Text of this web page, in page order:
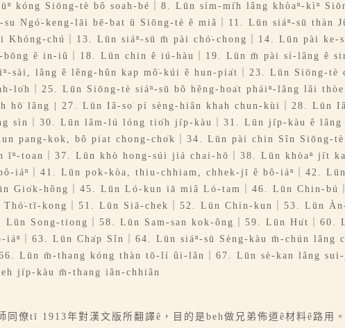
kóng Siōng-tè bô soah-bé｜8. Lūn sím-mi̍h lâng khòaⁿ-kìⁿ
Ngó͘-keng-lāi bē-bat ū Siōng-tè ê miâ｜11. Lūn siáⁿ-sū thàn
Khóng-chú｜13. Lūn siáⁿ-sū m̄ pài chó͘-chong｜14. Lūn pài
bōng ê in-iû｜18. Lūn chin ê iú-hàu｜19. Lūn m̄ pài sí-lâng ê
sài, lâng ê lêng-hûn kap mô͘-kúi ê hun-pia̍t｜23. Lūn Siōng-tè
lo̍h｜25. Lūn Siōng-tè siáⁿ-sū bô hêng-hoa̍t pháiⁿ-lâng lâi
hō͘ lâng | 27. Lūn Iâ-so͘ pí sèng-hiân khah chun-kùi｜28. Lūn
sìn｜30. Lūn lâm-lú lóng tio̍h ji̍p-kàu｜31. Lūn ji̍p-kàu ê
pang-kok, bô piat chong-cho̍k｜34. Lūn pài chin Sîn Siōng-
toan｜37. Lūn khò hong-súi jiá chai-hō｜38. Lūn khòaⁿ ji̍t
iáⁿ｜41. Lūn pok-kòa, thiu-chhiam, chhek-jī ê bô-iáⁿ｜42.
Gio̍k-hông｜45. Lūn Ló-kun iā miâ Ló-tam｜46. Lūn Chin-bú
Thó͘-tī-kong｜51. Lūn Siā-chek｜52. Lūn Chin-kun｜53. Lūn
Song-tiong｜58. Lūn Sam-san kok-ông｜59. Lūn Hu̍t｜60.
｜63. Lūn Cha̍p Sîn｜64. Lūn siáⁿ-sū Sèng-kàu m̄-chún lâng
Lūn m̄-thang kóng thàn tō-lí ûi-lân｜67. Lūn sè-kan lâng
ji̍p-kàu m̄-thang iân-chhiân
同僚tī 1913年對漢文版所翻譯ê，目的是beh做兄弟佈道ê材料ê路用